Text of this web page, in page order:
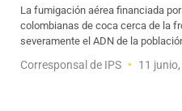
La fumigación aérea financiada
colombianas de coca cerca de la
severamente el ADN de la
Corresponsal de IPS 11